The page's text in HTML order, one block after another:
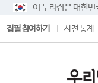
이 누리집은 대한
집필 참여하기 사전 통계